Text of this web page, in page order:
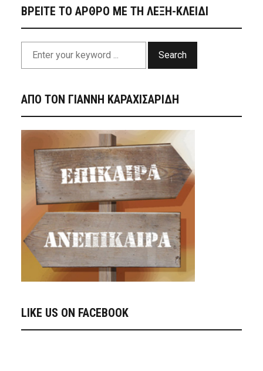
ΒΡΕΙΤΕ ΤΟ ΑΡΘΡΟ ΜΕ ΤΗ ΛΕΞΗ-ΚΛΕΙΔΙ
Search
ΑΠΟ ΤΟΝ ΓΙΑΝΝΗ ΚΑΡΑΧΙΣΑΡΙΔΗ
LIKE US ON FACEBOOK